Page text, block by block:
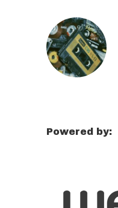
Powered by: